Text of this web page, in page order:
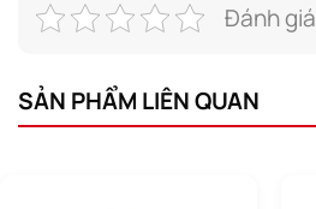
Đánh giá
SẢN PHẨM LIÊN QUAN